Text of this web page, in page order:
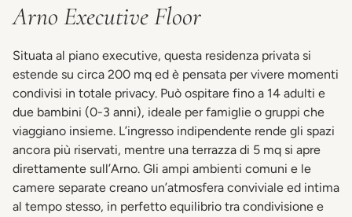
Arno Executive Floor
Situata al piano executive, questa residenza privata si
estende su circa 200 mq ed è pensata per vivere momenti
condivisi in totale privacy. Può ospitare fino a 14 adulti e
due bambini (0-3 anni), ideale per famiglie o gruppi che
viaggiano insieme. L’ingresso indipendente rende gli spazi
ancora più riservati, mentre una terrazza di 5 mq si apre
direttamente sull’Arno. Gli ampi ambienti comuni e le
camere separate creano un’atmosfera conviviale ed intima
al tempo stesso, in perfetto equilibrio tra condivisione e